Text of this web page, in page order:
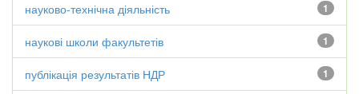
1
науково-технічна діяльність
1
наукові школи факультетів
1
публікація результатів НДР